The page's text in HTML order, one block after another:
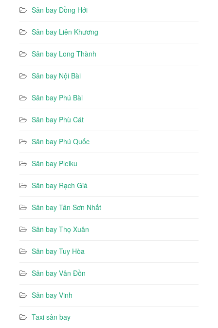
Sân bay Đồng Hới
Sân bay Liên Khương
Sân bay Long Thành
Sân bay Nội Bài
Sân bay Phú Bài
Sân bay Phù Cát
Sân bay Phú Quốc
Sân bay Pleiku
Sân bay Rạch Giá
Sân bay Tân Sơn Nhất
Sân bay Thọ Xuân
Sân bay Tuy Hòa
Sân bay Vân Đồn
Sân bay Vinh
Taxi sân bay